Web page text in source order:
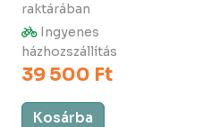
raktárában
Ingyenes
házhozszállítás
39 500 Ft
Kosárba